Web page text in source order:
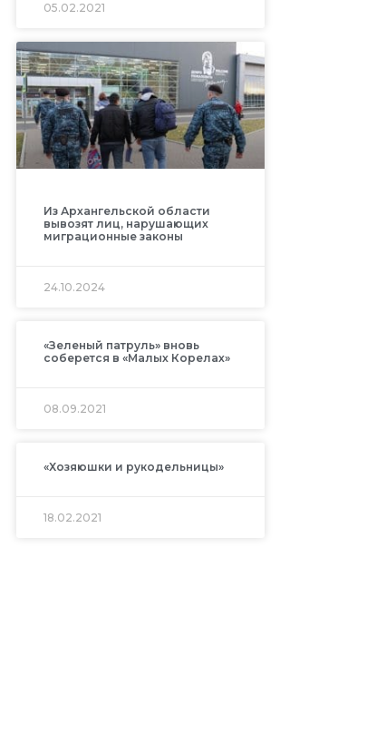
05.02.2021
Из Архангельской области
вывозят лиц, нарушающих
миграционные законы
24.10.2024
«Зеленый патруль» вновь
соберется в «Малых Корелах»
08.09.2021
«Хозяюшки и рукодельницы»
18.02.2021